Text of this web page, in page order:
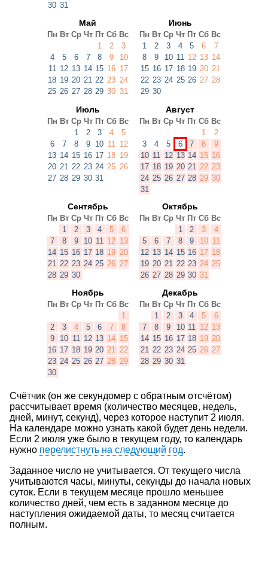
30 31
Май
Пн Вт Ср Чт Пт Сб Вс
1
2
3
4
5 6 7 8 9
10
11 12 13 14 15 16 17
18 19 20 21 22 23 24
25 26 27 28 29 30 31
Июнь
Пн Вт Ср Чт Пт Сб Вс
1
2 3 4 5 6
7
8
9 10 11 12 13 14
15 16 17 18 19 20 21
22 23 24 25 26 27 28
29 30
Июль
Пн Вт Ср Чт Пт Сб Вс
1
2 3 4
5
6
7 8 9 10 11
12
13 14 15 16 17 18 19
20 21 22 23 24 25 26
27 28 29 30 31
Август
Пн Вт Ср Чт Пт Сб Вс
1
2
3
4 5 6 7 8
9
10 11 12 13 14 15 16
17 18 19 20 21 22 23
24 25 26 27 28 29 30
31
Сентябрь
Пн Вт Ср Чт Пт Сб Вс
1
2 3 4 5
6
7
8 9 10 11 12 13
14 15 16 17 18 19 20
21 22 23 24 25 26 27
28 29 30
Октябрь
Пн Вт Ср Чт Пт Сб Вс
1
2 3
4
5
6 7 8 9 10 11
12 13 14 15 16 17 18
19 20 21 22 23 24 25
26 27 28 29 30 31
Ноябрь
Пн Вт Ср Чт Пт Сб Вс
1
2
3 4 5 6 7
8
9
10 11 12 13 14 15
16 17 18 19 20 21
22
23 24 25 26 27 28 29
30
Декабрь
Пн Вт Ср Чт Пт Сб Вс
1
2 3 4 5
6
7
8 9 10 11 12 13
14 15 16 17 18 19 20
21 22 23 24 25 26 27
28 29 30 31
Счётчик (он же секундомер с обратным отсчётом)
рассчитывает время (количество месяцев, недель,
дней, минут, секунд), через которое наступит 2 июля.
На календаре можно узнать какой будет день недели.
Если 2 июля уже было в текущем году, то календарь
нужно перелистнуть на следующий год.
Заданное число не учитывается. От текущего числа
учитываются часы, минуты, секунды до начала новых
суток. Если в текущем месяце прошло меньшее
количество дней, чем есть в заданном месяце до
наступления ожидаемой даты, то месяц считается
полным.